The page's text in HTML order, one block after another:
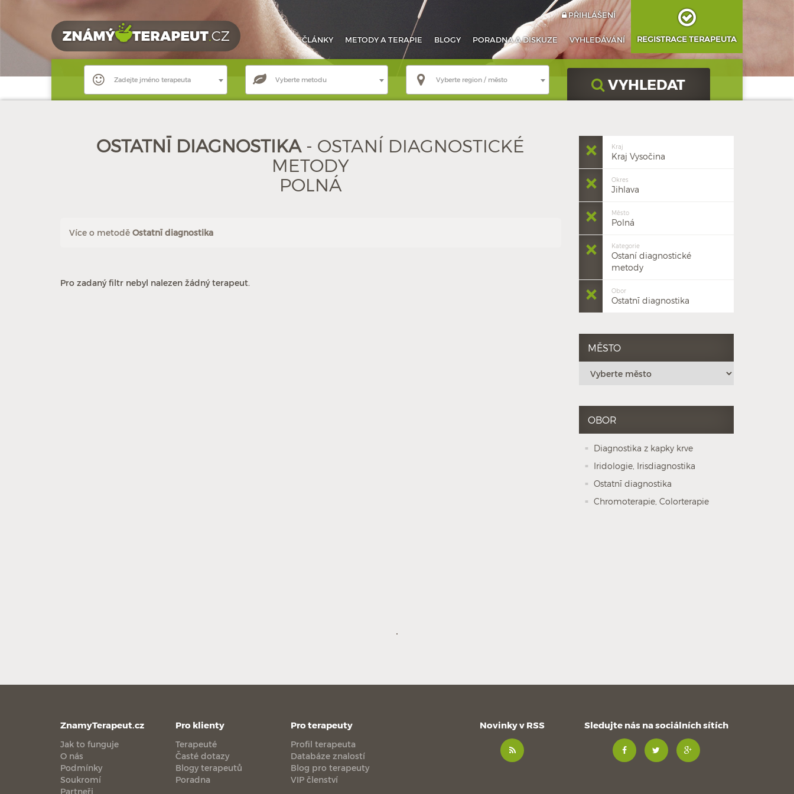
ČLÁNKY METODYA TERAPIE BLOGY PORADNAA DISKUZE VYHLEDÁVÁNÍ
PŘIHLÁŠENÍ
REGISTRACE TERAPEUTA
Zadejte jméno terapeuta Vyberte metodu Vyberte region / město VYHLEDAT
OSTATNĪ DIAGNOSTIKA - OSTANÍ DIAGNOSTICKÉ
METODY
POLNÁ
Více o metodě Ostatnī diagnostika
Pro zadaný filtr nebyl nalezen žádný terapeut.
Kraj
Kraj Vysočina
Okres
Jihlava
Město
Polná
Kategorie
Ostaní diagnostické
metody
Obor
Ostatnī diagnostika
MĚSTO
OBOR
Diagnostika z kapky krve
Iridologie, Irisdiagnostika
Ostatnī diagnostika
Chromoterapie, Colorterapie
ZnamyTerapeut.cz
Jak to funguje
O nás
Podmínky
Soukromí
Partneři
Pro klienty
Terapeuté
Časté dotazy
Blogy terapeutů
Poradna
Pro terapeuty
Profil terapeuta
Databáze znalostí
Blog pro terapeuty
VIP členství
Novinky v RSS Sledujte nás na sociálních sítích